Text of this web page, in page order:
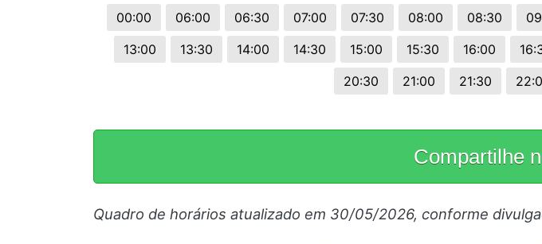
00:00 06:00 06:30 07:00 07:30 08:00 08:30
13:00
13:30 14:00 14:30 15:00 15:30 16:00
20:30
21:00 21:30
Compartilhe
Quadro de horários atualizado em 30/05/2026, conforme